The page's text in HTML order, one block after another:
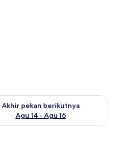
- Agu 9
Akhir pekan berikutnya
Agu 14 - Agu 16
untuk akhir pekan